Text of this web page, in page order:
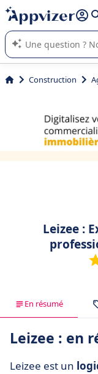
répondre (plusieurs
L'IA de Appvizer vous
logiciel SaaS en
Construction
Leizee :
En résumé
Leizee : en
Leizee est un